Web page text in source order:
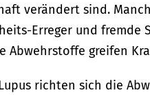
verändert sind.
Erreger und fremde
Abwehrstoffe greifen
richten sich die